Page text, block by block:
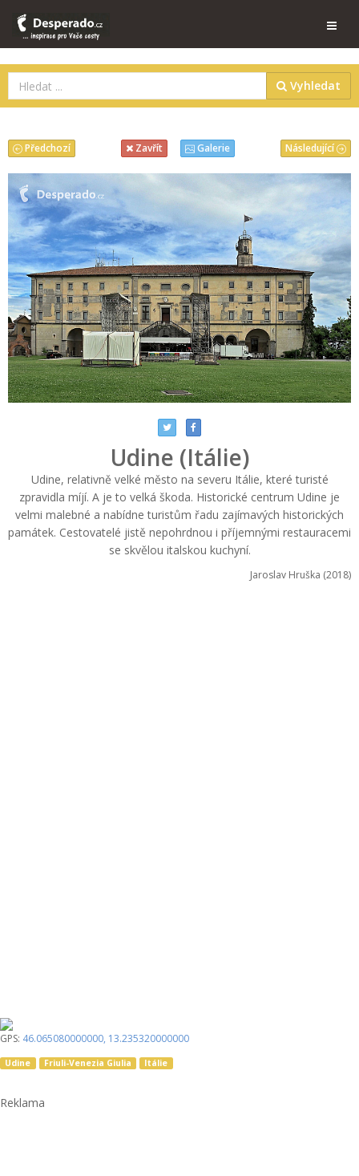
Vyhledat
Následující
Předchozí Zavřít Galerie
Udine (Itálie)
Udine, relativně velké město na severu Itálie, které turisté
zpravidla míjí. A je to velká škoda. Historické centrum Udine je
velmi malebné a nabídne turistům řadu zajímavých historických
památek. Cestovatelé jistě nepohrdnou i příjemnými restauracemi
se skvělou italskou kuchyní.
Jaroslav Hruška (2018)
GPS: 46.065080000000, 13.235320000000
Udine Friuli-Venezia Giulia Itálie
Reklama